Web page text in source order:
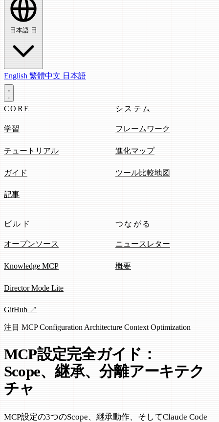
日本語 日
English 繁體中文 日本語
CORE
学習
チュートリアル
ガイド
記事
システム
フレームワーク
進化マップ
ツール比較地図
ビルド
オープンソース
Knowledge MCP
Director Mode Lite
GitHub ↗
つながる
ニュースレター
概要
注目 MCPConfiguration Architecture Context Optimization
MCP設定完全ガイド：
Scope、継承、分離アーキテク
チャ
MCP設定の3つのScope、継承動作、そしてClaude Code